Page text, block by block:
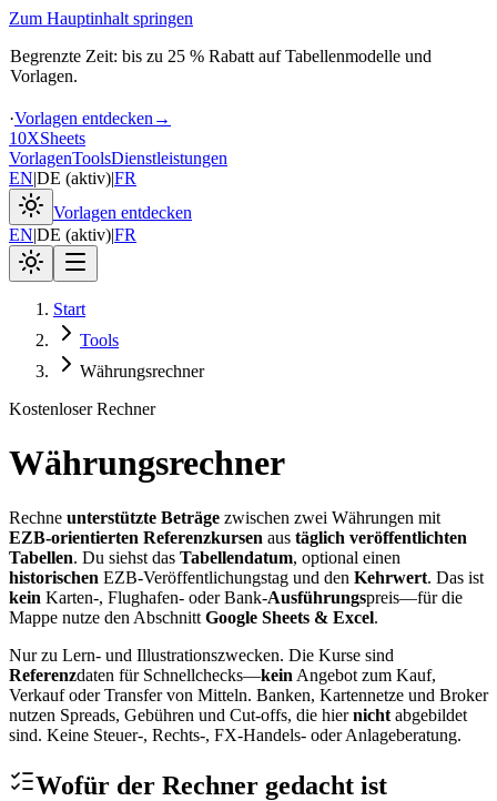
Zum Hauptinhalt springen
Begrenzte Zeit: bis zu 25 % Rabatt auf Tabellenmodelle und
Vorlagen.
·Vorlagen entdecken →
10XSheets
VorlagenToolsDienstleistungen
EN|DE (aktiv)|FR
Vorlagen entdecken
EN|DE (aktiv)|FR
Start
Tools
Währungsrechner
Kostenloser Rechner
Währungsrechner
Rechne unterstützte Beträge zwischen zwei Währungen mit
EZB‑orientierten Referenzkursen aus täglich veröffentlichten
Tabellen. Du siehst das Tabellendatum, optional einen
historischen EZB‑Veröffentlichungstag und den Kehrwert. Das ist
kein Karten‑, Flughafen‑ oder Bank‑Ausführungspreis—für die
Mappe nutze den Abschnitt Google Sheets & Excel.
Nur zu Lern- und Illustrationszwecken. Die Kurse sind
Referenzdaten für Schnellchecks—kein Angebot zum Kauf,
Verkauf oder Transfer von Mitteln. Banken, Kartennetze und Broker
nutzen Spreads, Gebühren und Cut‑offs, die hiernicht abgebildet
sind. Keine Steuer-, Rechts-, FX‑Handels- oder Anlageberatung.
Wofür der Rechner gedacht ist